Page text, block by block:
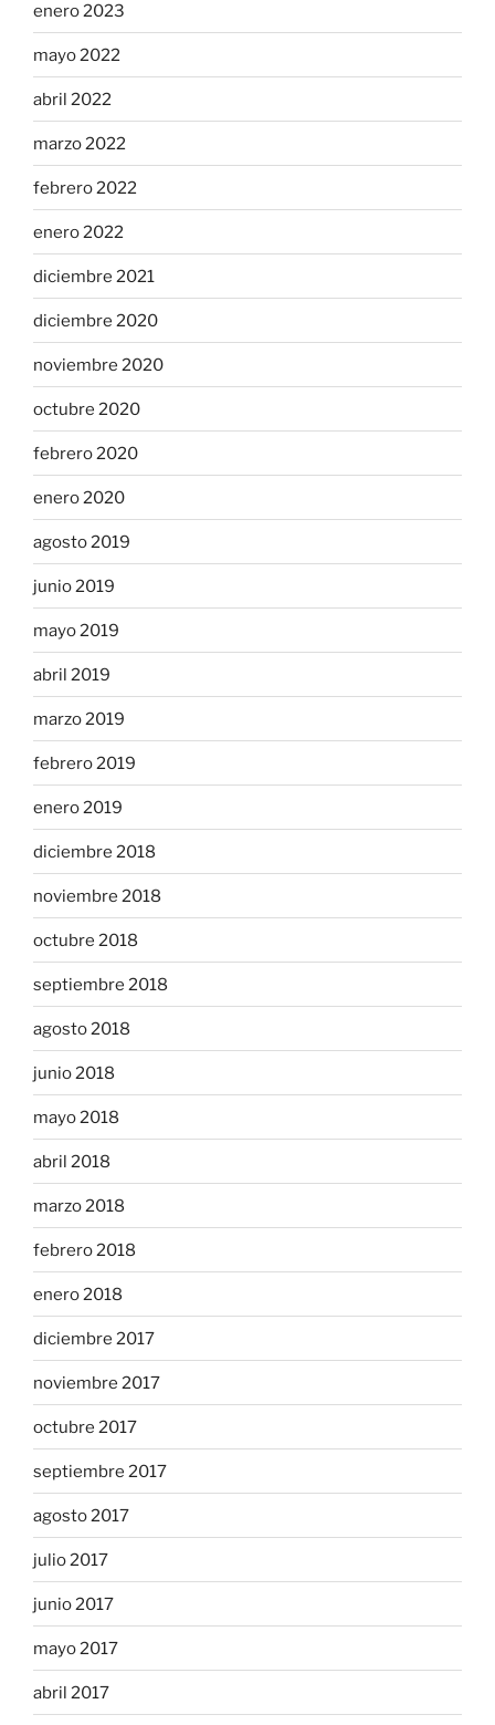
enero 2023
mayo 2022
abril 2022
marzo 2022
febrero 2022
enero 2022
diciembre 2021
diciembre 2020
noviembre 2020
octubre 2020
febrero 2020
enero 2020
agosto 2019
junio 2019
mayo 2019
abril 2019
marzo 2019
febrero 2019
enero 2019
diciembre 2018
noviembre 2018
octubre 2018
septiembre 2018
agosto 2018
junio 2018
mayo 2018
abril 2018
marzo 2018
febrero 2018
enero 2018
diciembre 2017
noviembre 2017
octubre 2017
septiembre 2017
agosto 2017
julio 2017
junio 2017
mayo 2017
abril 2017